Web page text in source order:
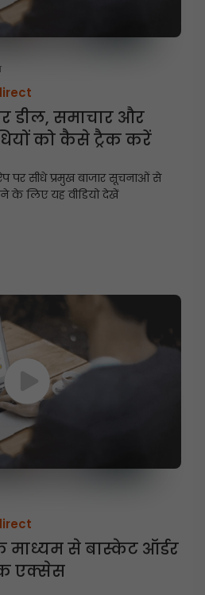
डील, समाचार और
को कैसे ट्रैक करें
पर सीधे प्रमुख बाजार सूचनाओं से
के लिए यह वीडियो देखें
माध्यम से बास्केट ऑर्डर
एक्सेस